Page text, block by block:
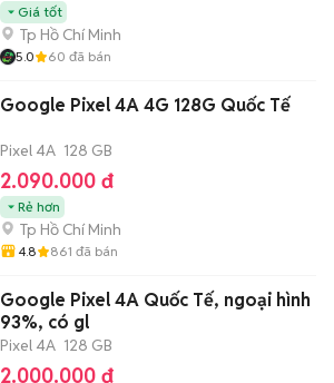
Giá tốt
Tp Hồ Chí Minh
5.0 60 đã bán
Google Pixel 4A 4G 128G Quốc Tế
Pixel 4A 128 GB
2.090.000 đ
Rẻ hơn
Tp Hồ Chí Minh
4.8 861 đã bán
Google Pixel 4A Quốc Tế, ngoại hình
93%, có gl
Pixel 4A 128 GB
2.000.000 đ